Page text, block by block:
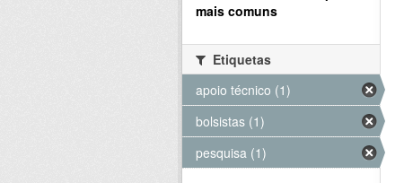
mais comuns
Etiquetas
apoio técnico (1)
bolsistas (1)
pesquisa (1)